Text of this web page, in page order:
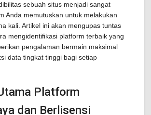
sebuah situs menjadi sangat
Anda memutuskan untuk melakukan
kali. Artikel ini akan mengupas tuntas
mengidentifikasi platform terbaik yang
pengalaman bermain maksimal
data tingkat tinggi bagi setiap
Platform
dan Berlisensi